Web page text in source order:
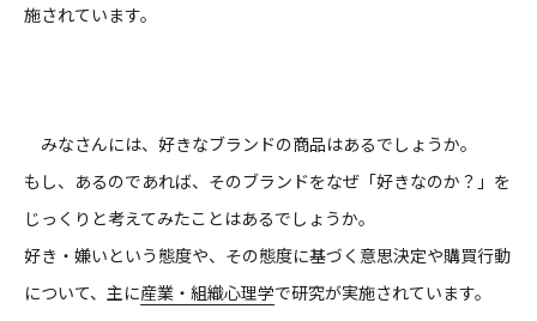
施されています。
みなさんには、好きなブランドの商品はあるでしょうか。
もし、あるのであれば、そのブランドをなぜ「好きなのか？」を
じっくりと考えてみたことはあるでしょうか。
好き・嫌いという態度や、その態度に基づく意思決定や購買行動
について、主に産業・組織心理学で研究が実施されています。